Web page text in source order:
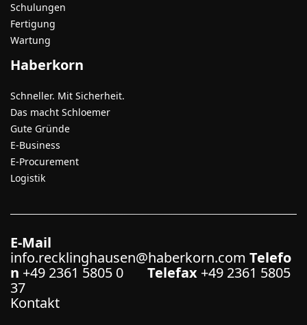
Schulungen
Fertigung
Wartung
Haberkorn
Schneller. Mit Sicherheit.
Das macht Schloemer
Gute Gründe
E-Business
E-Procurement
Logistik
E-Mail
info.recklinghausen@haberkorn.com Telefo
n +49 2361 5805 0 Telefax +49 2361 5805
37
Kontakt